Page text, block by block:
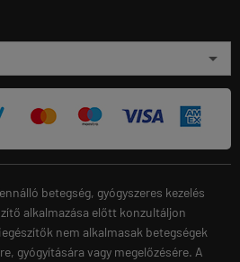
betegség, gyógyszeres kezelés
alkalmazása előtt konzultáljon
nem alkalmasak betegségek
gyógyítására vagy megelőzésére. A